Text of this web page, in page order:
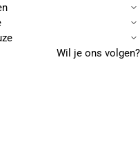
Wil je ons volgen?